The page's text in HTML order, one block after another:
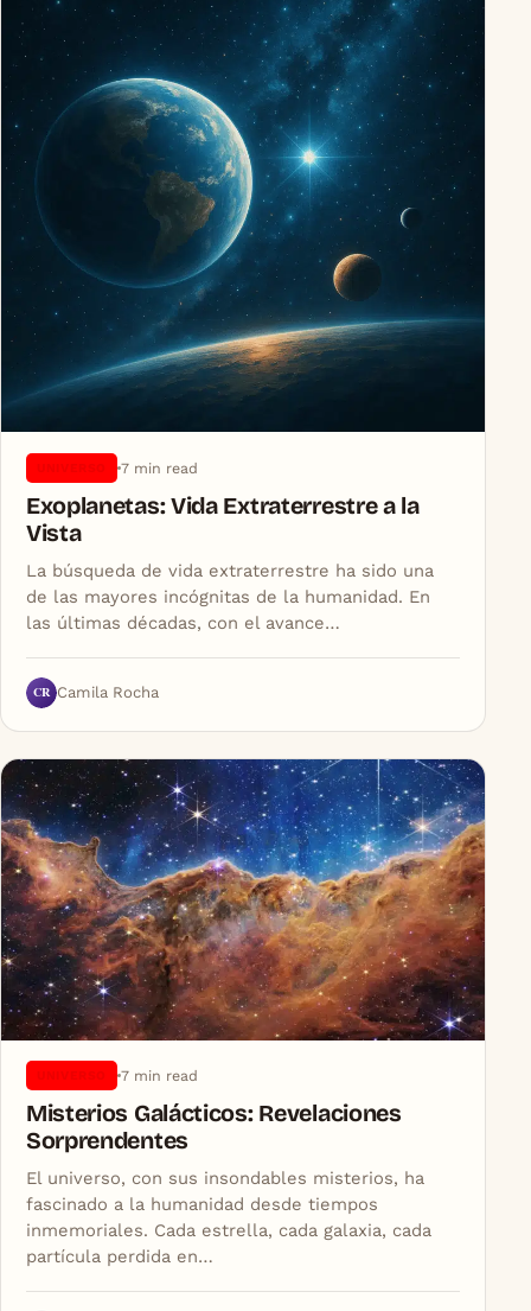
7 min read
Exoplanetas: Vida Extraterrestre a la
Vista
La búsqueda de vida extraterrestre ha sido una
de las mayores incógnitas de la humanidad. En
las últimas décadas, con el avance…
CR Camila Rocha
7 min read
Misterios Galácticos: Revelaciones
Sorprendentes
El universo, con sus insondables misterios, ha
fascinado a la humanidad desde tiempos
inmemoriales. Cada estrella, cada galaxia, cada
partícula perdida en…